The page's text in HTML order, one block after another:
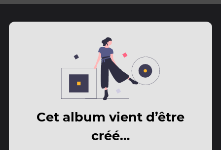
Cet album vient d’être
créé…